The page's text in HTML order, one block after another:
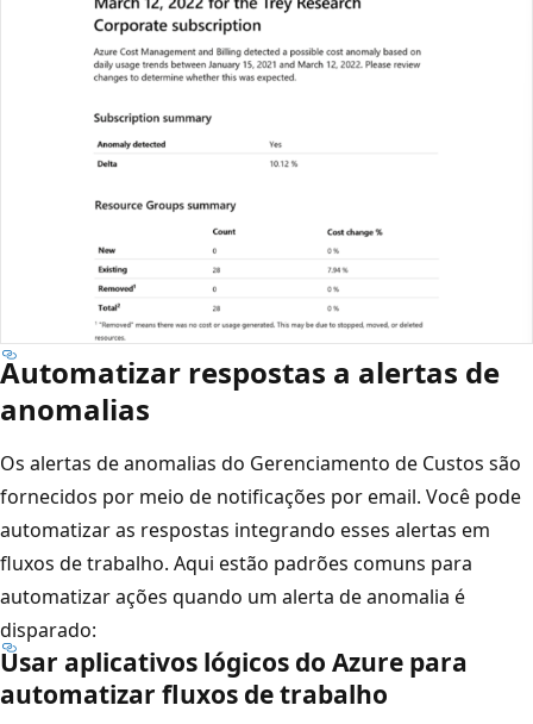
Automatizar respostas a alertas de
anomalias
Os alertas de anomalias do Gerenciamento de Custos são
fornecidos por meio de notificações por email. Você pode
automatizar as respostas integrando esses alertas em
fluxos de trabalho. Aqui estão padrões comuns para
automatizar ações quando um alerta de anomalia é
disparado:
Usar aplicativos lógicos do Azure para
automatizar fluxos de trabalho